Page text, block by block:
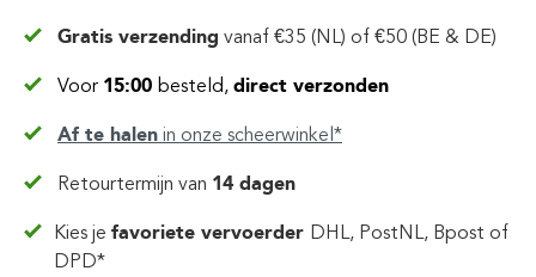
Gratis verzending vanaf €35 (NL) of €50 (BE & DE)
Voor 15:00 besteld, direct verzonden
Af te halen in onze scheerwinkel*
Retourtermijn van 14 dagen
Kies jefavoriete vervoerder DHL, PostNL, Bpost of
DPD*